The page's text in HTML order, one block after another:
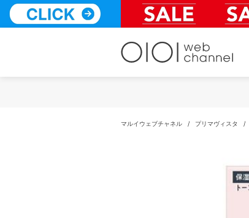
テ
マルイウェブチャネル / プリマヴィスタ /